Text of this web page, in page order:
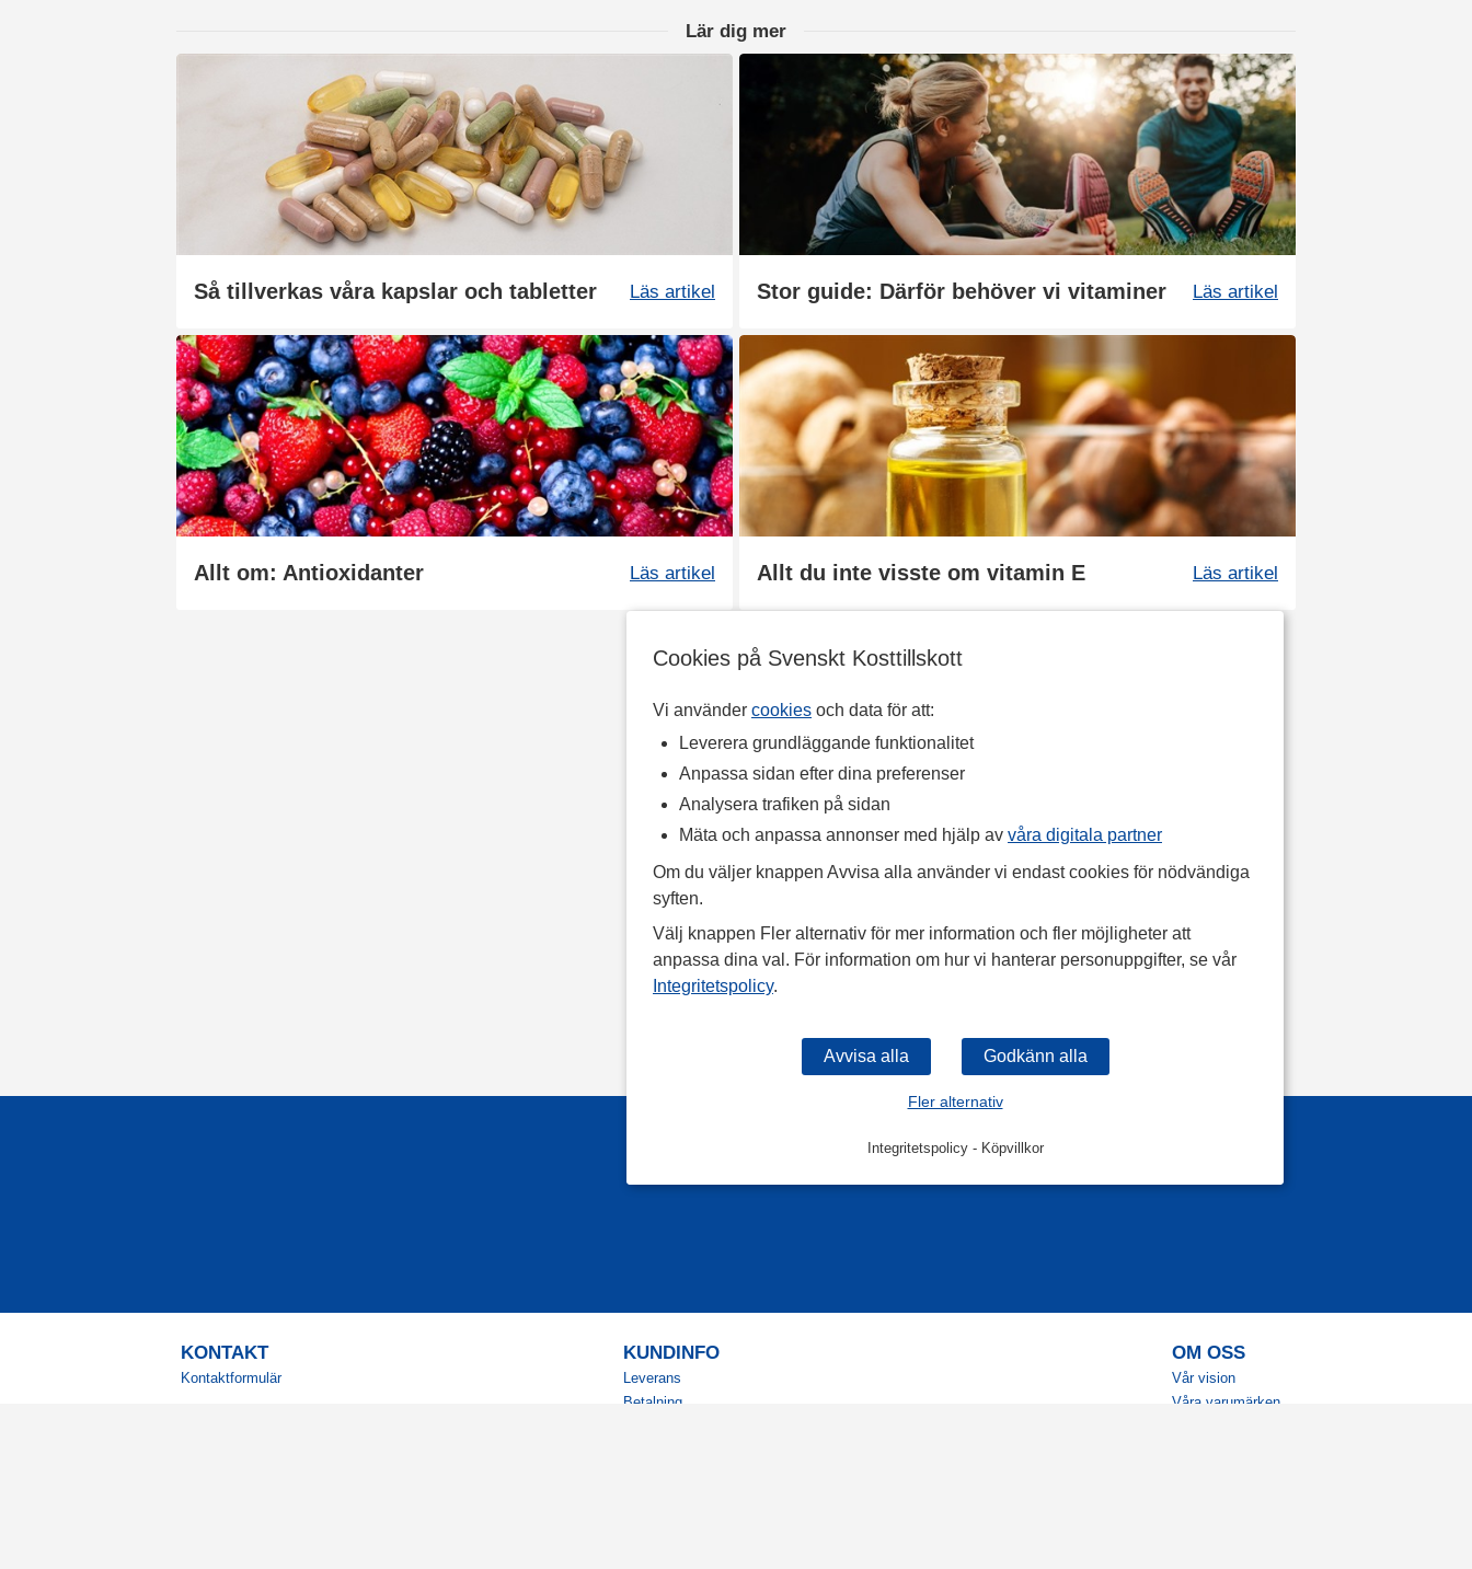
Cookies på Svenskt Kosttillskott
Vi använder cookies och data för att:
Leverera grundläggande funktionalitet
Anpassa sidan efter dina preferenser
Analysera trafiken på sidan
Mäta och anpassa annonser med hjälp av våra digitala partner
Om du väljer knappen Avvisa alla använder vi endast cookies för nödvändiga
syften.
Välj knappen Fler alternativ för mer information och fler möjligheter att
anpassa dina val. För information om hur vi hanterar personuppgifter, se vår
Integritetspolicy.
Fler alternativ
Integritetspolicy- Köpvillkor
Lär dig mer
Så tillverkas våra kapslar och tabletter Läs artikel Stor guide: Därför behöver vi vitaminer Läs artikel
Allt om: Antioxidanter Läs artikel Allt du inte visste om vitamin E Läs artikel
KONTAKT
Kontaktformulär
KUNDINFO
Leverans
Betalning
OM OSS
Vår vision
Våra varumärken